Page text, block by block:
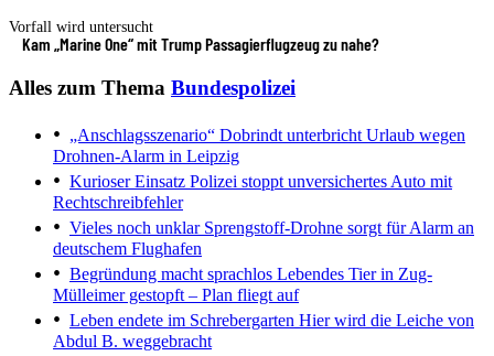
Vorfall wird untersucht
Kam „Marine One“ mit Trump Passagierflugzeug zu nahe?
Alles zum Thema Bundespolizei
„Anschlagsszenario“ Dobrindt unterbricht Urlaub wegen
Drohnen-Alarm in Leipzig
Kurioser Einsatz Polizei stoppt unversichertes Auto mit
Rechtschreibfehler
Vieles noch unklarSprengstoff-Drohne sorgt für Alarm an
deutschem Flughafen
Begründung macht sprachlos Lebendes Tier in Zug-
Mülleimer gestopft – Plan fliegt auf
Leben endete im Schrebergarten Hier wird die Leiche von
Abdul B. weggebracht